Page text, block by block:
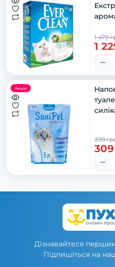
1 479
1
Акція
399
Дізнавайтеся
Підпишіться на